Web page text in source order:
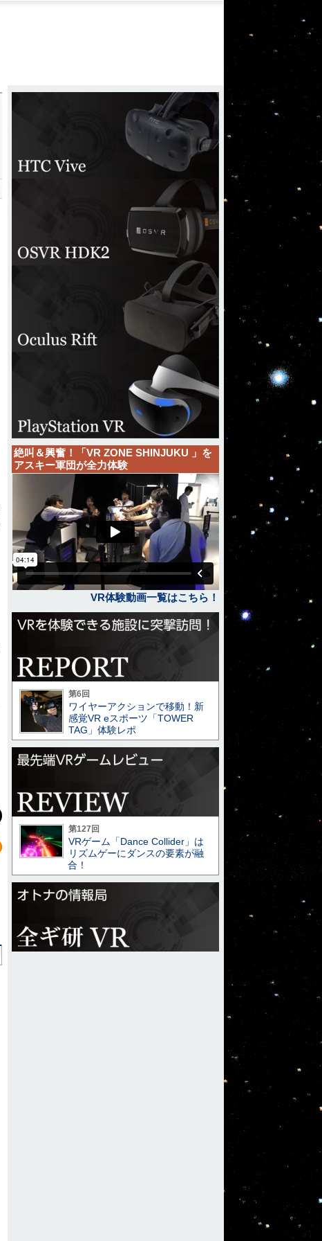
絶叫＆興奮！「VR ZONE SHINJUKU 」を
アスキー軍団が全力体験
VR体験動画一覧はこちら！
第6回
ワイヤーアクションで移動！新
感覚VR eスポーツ「TOWER
TAG」体験レポ
第127回
VRゲーム「Dance Collider」は
リズムゲーにダンスの要素が融
合！